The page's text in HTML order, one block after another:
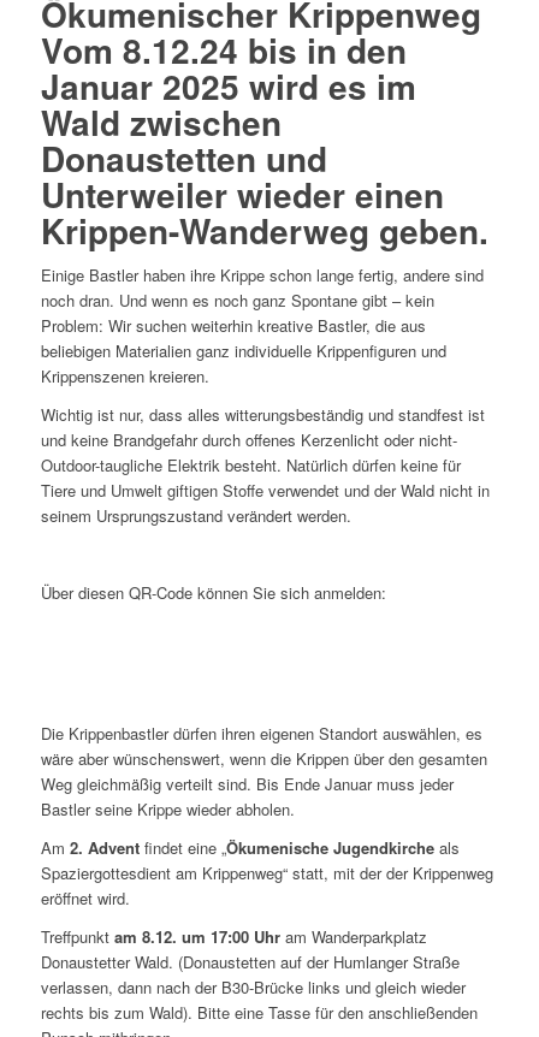
Ökumenischer Krippenweg
Vom 8.12.24 bis in den
Januar 2025 wird es im
Wald zwischen
Donaustetten und
Unterweiler wieder einen
Krippen-Wanderweg geben.
Einige Bastler haben ihre Krippe schon lange fertig, andere sind
noch dran. Und wenn es noch ganz Spontane gibt – kein
Problem: Wir suchen weiterhin kreative Bastler, die aus
beliebigen Materialien ganz individuelle Krippenfiguren und
Krippenszenen kreieren.
Wichtig ist nur, dass alles witterungsbeständig und standfest ist
und keine Brandgefahr durch offenes Kerzenlicht oder nicht-
Outdoor-taugliche Elektrik besteht. Natürlich dürfen keine für
Tiere und Umwelt giftigen Stoffe verwendet und der Wald nicht in
seinem Ursprungszustand verändert werden.
Über diesen QR-Code können Sie sich anmelden:
Die Krippenbastler dürfen ihren eigenen Standort auswählen, es
wäre aber wünschenswert, wenn die Krippen über den gesamten
Weg gleichmäßig verteilt sind. Bis Ende Januar muss jeder
Bastler seine Krippe wieder abholen.
Am 2. Advent findet eine „Ökumenische Jugendkirche als
Spaziergottesdient am Krippenweg“ statt, mit der der Krippenweg
eröffnet wird.
Treffpunkt am 8.12. um 17:00 Uhr am Wanderparkplatz
Donaustetter Wald. (Donaustetten auf der Humlanger Straße
verlassen, dann nach der B30-Brücke links und gleich wieder
rechts bis zum Wald). Bitte eine Tasse für den anschließenden